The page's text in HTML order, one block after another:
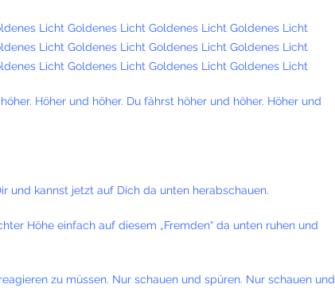
Licht Goldenes Licht Goldenes Licht Goldenes Licht
Licht Goldenes Licht Goldenes Licht Goldenes Licht
Licht Goldenes Licht Goldenes Licht Goldenes Licht
Höher und höher. Du fährst höher und höher. Höher und
und kannst jetzt auf Dich da unten herabschauen.
Höhe einfach auf diesem „Fremden“ da unten ruhen und
zu müssen. Nur schauen und spüren. Nur schauen und